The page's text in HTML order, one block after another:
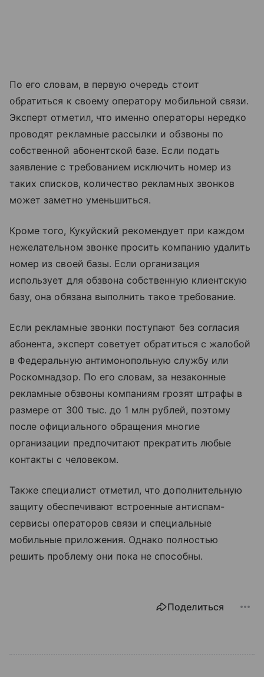
По его словам, в первую очередь стоит
обратиться к своему оператору мобильной связи.
Эксперт отметил, что именно операторы нередко
проводят рекламные рассылки и обзвоны по
собственной абонентской базе. Если подать
заявление с требованием исключить номер из
таких списков, количество рекламных звонков
может заметно уменьшиться.
Кроме того, Кукуйский рекомендует при каждом
нежелательном звонке просить компанию удалить
номер из своей базы. Если организация
использует для обзвона собственную клиентскую
базу, она обязана выполнить такое требование.
Если рекламные звонки поступают без согласия
абонента, эксперт советует обратиться с жалобой
в Федеральную антимонопольную службу или
Роскомнадзор. По его словам, за незаконные
рекламные обзвоны компаниям грозят штрафы в
размере от 300 тыс. до 1 млн рублей, поэтому
после официального обращения многие
организации предпочитают прекратить любые
контакты с человеком.
Также специалист отметил, что дополнительную
защиту обеспечивают встроенные антиспам-
сервисы операторов связи и специальные
мобильные приложения. Однако полностью
решить проблему они пока не способны.
Поделиться